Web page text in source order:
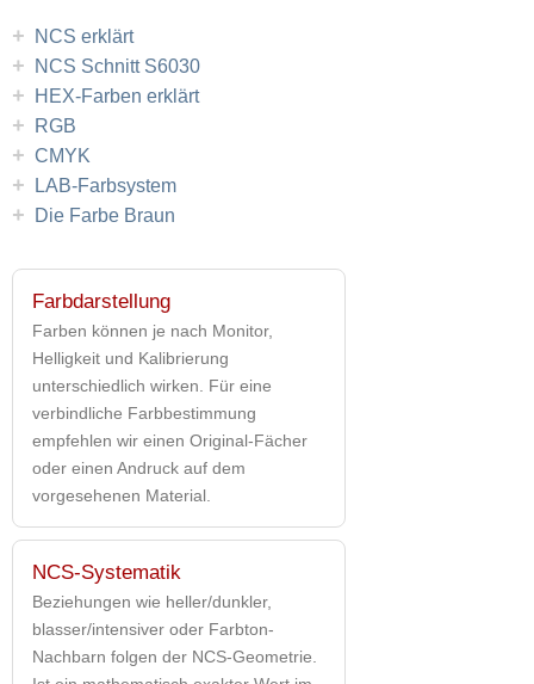
+ NCS erklärt
+ NCS Schnitt S6030
+ HEX-Farben erklärt
+ RGB
+ CMYK
+ LAB-Farbsystem
+ Die Farbe Braun
Farbdarstellung
Farben können je nach Monitor,
Helligkeit und Kalibrierung
unterschiedlich wirken. Für eine
verbindliche Farbbestimmung
empfehlen wir einen Original-Fächer
oder einen Andruck auf dem
vorgesehenen Material.
NCS-Systematik
Beziehungen wie heller/dunkler,
blasser/intensiver oder Farbton-
Nachbarn folgen der NCS-Geometrie.